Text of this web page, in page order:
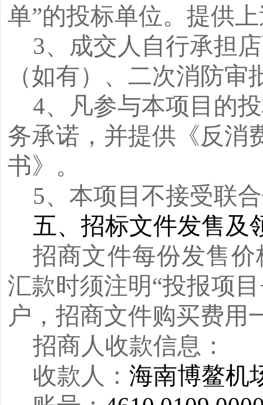
单”的投标单位。提供
3、成交人自行承担
（如有）、二次消防
4、凡参与本项目的
务承诺，并提供《反消
书》。
5、本项目不接受联
五、招标文件发售及
招商文件每份发售
汇款时须注明“投报项
户，招商文件购买费用
招商人收款信息：
收款人： 海南博鳌机